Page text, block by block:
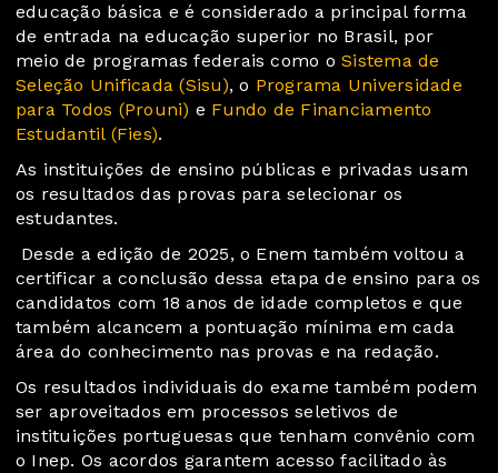
educação básica e é considerado a principal forma
de entrada na educação superior no Brasil, por
meio de programas federais como o Sistema de
Seleção Unificada (Sisu), o Programa Universidade
para Todos (Prouni) e Fundo de Financiamento
Estudantil (Fies).
As instituições de ensino públicas e privadas usam
os resultados das provas para selecionar os
estudantes.
Desde a edição de 2025, o Enem também voltou a
certificar a conclusão dessa etapa de ensino para os
candidatos com 18 anos de idade completos e que
também alcancem a pontuação mínima em cada
área do conhecimento nas provas e na redação.
Os resultados individuais do exame também podem
ser aproveitados em processos seletivos de
instituições portuguesas que tenham convênio com
o Inep. Os acordos garantem acesso facilitado às